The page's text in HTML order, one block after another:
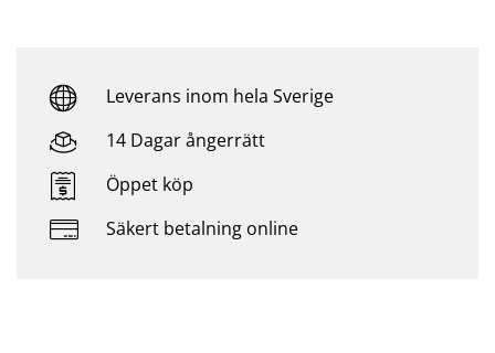
Leverans inom hela Sverige
14 Dagar ångerrätt
Öppet köp
Säkert betalning online